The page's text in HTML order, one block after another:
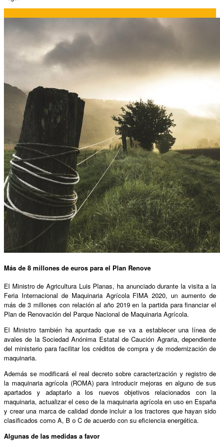
Más de 8 millones de euros para el Plan Renove
El Ministro de Agricultura Luis Planas, ha anunciado durante la visita a la
Feria Internacional de Maquinaria Agrícola FIMA 2020, un aumento de
más de 3 millones con relación al año 2019 en la partida para financiar el
Plan de Renovación del Parque Nacional de Maquinaria Agrícola.
El Ministro también ha apuntado que se va a establecer una línea de
avales de la Sociedad Anónima Estatal de Caución Agraria, dependiente
del ministerio para facilitar los créditos de compra y de modernización de
maquinaria.
Además se modificará el real decreto sobre caracterización y registro de
la maquinaria agrícola (ROMA) para introducir mejoras en alguno de sus
apartados y adaptarlo a los nuevos objetivos relacionados con la
maquinaria, actualizar el ceso de la maquinaria agrícola en uso en España
y crear una marca de calidad donde incluir a los tractores que hayan sido
clasificados como A, B o C de acuerdo con su eficiencia energética.
Algunas de las medidas a favor